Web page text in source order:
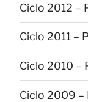
Ciclo 2012 –
Ciclo 2011 –
Ciclo 2010 –
Ciclo 2009 –